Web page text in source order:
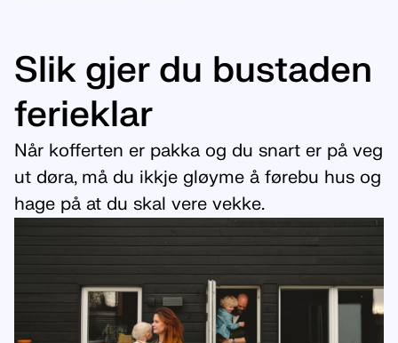
Slik gjer du bustaden
ferieklar
Når kofferten er pakka og du snart er på veg
ut døra, må du ikkje gløyme å førebu hus og
hage på at du skal vere vekke.